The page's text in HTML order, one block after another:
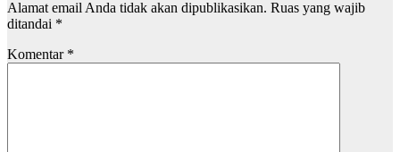
Alamat email Anda tidak akan dipublikasikan. Ruas yang wajib
ditandai *
Komentar *